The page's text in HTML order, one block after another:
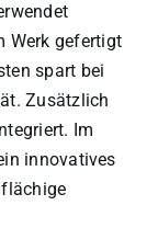
Werk gefertigt
spart bei
Zusätzlich
Im
innovatives